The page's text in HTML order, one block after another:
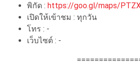
พิกัด : https://goo.gl/maps/
เปิดให้เข้าชม : ทุกวัน
โทร : -
เว็บไซต์ : -